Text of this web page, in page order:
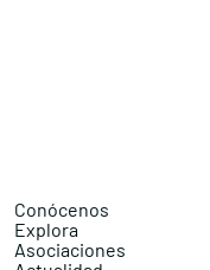
Conócenos
Explora
Asociaciones